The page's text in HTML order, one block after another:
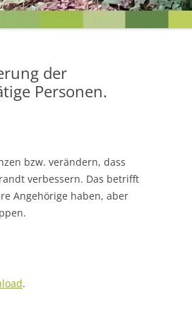
UNSERE ZIELE FÜR DIE
der
Personen.
bzw. verändern, dass
verbessern. Das betrifft
Angehörige haben, aber
.